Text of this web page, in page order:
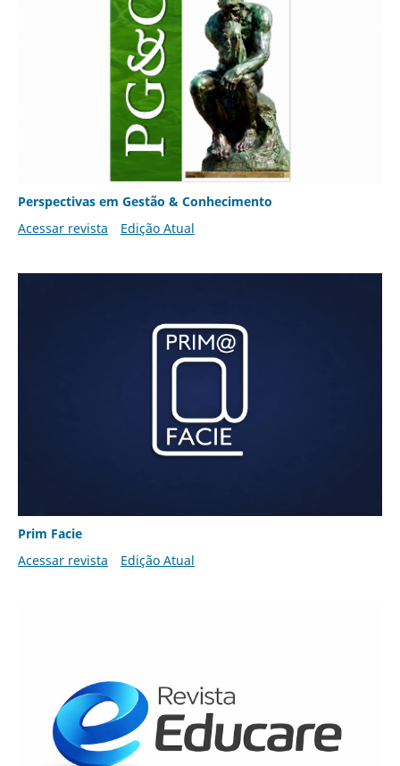
Perspectivas em Gestão & Conhecimento
Acessar revista
Edição Atual
Prim Facie
Acessar revista
Edição Atual